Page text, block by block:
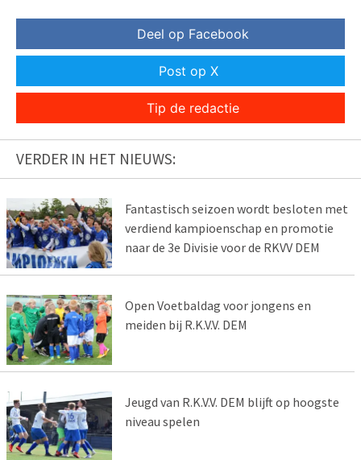
Deel op Facebook
Post op X
Tip de redactie
VERDER IN HET NIEUWS:
Fantastisch seizoen wordt besloten met
verdiend kampioenschap en promotie
naar de 3e Divisie voor de RKVV DEM
Open Voetbaldag voor jongens en
meiden bij R.K.V.V. DEM
Jeugd van R.K.V.V. DEM blijft op hoogste
niveau spelen